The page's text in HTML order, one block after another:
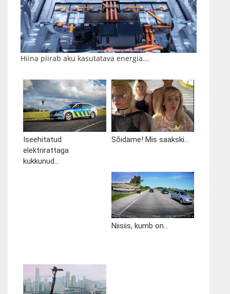
Hiina piirab aku kasutatava energia...
Iseehitatud
elektrirattaga
kukkunud...
Sõidame! Mis saakski...
Niisiis, kumb on...